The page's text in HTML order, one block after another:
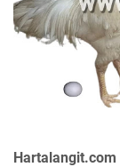
Hartalangit.com